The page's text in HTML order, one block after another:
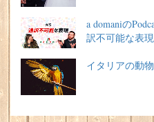
a domaniの
訳不可能な表現
イタリアの動物